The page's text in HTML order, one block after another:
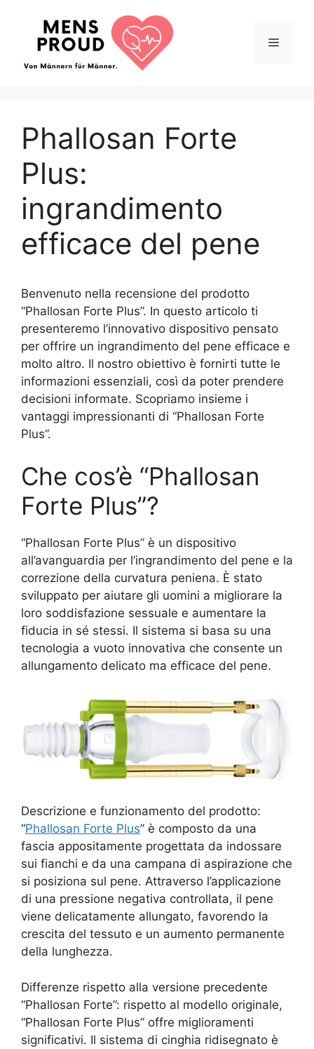
contenuto
Menu
Phallosan Forte
Plus:
ingrandimento
efficace del pene
Benvenuto nella recensione del prodotto
“Phallosan Forte Plus”. In questo articolo ti
presenteremo l’innovativo dispositivo pensato
per offrire un ingrandimento del pene efficace e
molto altro. Il nostro obiettivo è fornirti tutte le
informazioni essenziali, così da poter prendere
decisioni informate. Scopriamo insieme i
vantaggi impressionanti di “Phallosan Forte
Plus”.
Che cos’è “Phallosan
Forte Plus”?
“Phallosan Forte Plus” è un dispositivo
all’avanguardia per l’ingrandimento del pene e la
correzione della curvatura peniena. È stato
sviluppato per aiutare gli uomini a migliorare la
loro soddisfazione sessuale e aumentare la
fiducia in sé stessi. Il sistema si basa su una
tecnologia a vuoto innovativa che consente un
allungamento delicato ma efficace del pene.
Descrizione e funzionamento del prodotto:
“Phallosan Forte Plus” è composto da una
fascia appositamente progettata da indossare
sui fianchi e da una campana di aspirazione che
si posiziona sul pene. Attraverso l’applicazione
di una pressione negativa controllata, il pene
viene delicatamente allungato, favorendo la
crescita del tessuto e un aumento permanente
della lunghezza.
Differenze rispetto alla versione precedente
“Phallosan Forte”: rispetto al modello originale,
“Phallosan Forte Plus” offre miglioramenti
significativi. Il sistema di cinghia ridisegnato è